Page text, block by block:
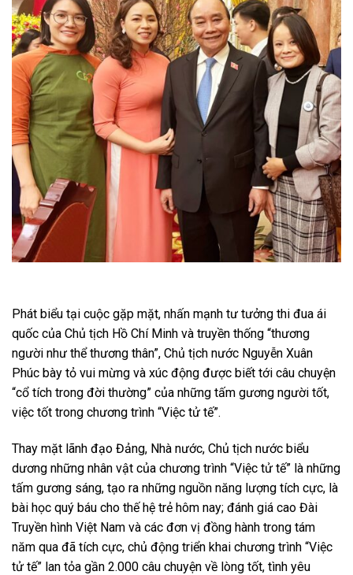
Phát biểu tại cuộc gặp mặt, nhấn mạnh tư tưởng thi đua ái
quốc của Chủ tịch Hồ Chí Minh và truyền thống “thương
người như thể thương thân”, Chủ tịch nước Nguyễn Xuân
Phúc bày tỏ vui mừng và xúc động được biết tới câu chuyện
“cổ tích trong đời thường” của những tấm gương người tốt,
việc tốt trong chương trình “Việc tử tế”.
Thay mặt lãnh đạo Đảng, Nhà nước, Chủ tịch nước biểu
dương những nhân vật của chương trình “Việc tử tế” là những
tấm gương sáng, tạo ra những nguồn năng lượng tích cực, là
bài học quý báu cho thế hệ trẻ hôm nay; đánh giá cao Đài
Truyền hình Việt Nam và các đơn vị đồng hành trong tám
năm qua đã tích cực, chủ động triển khai chương trình “Việc
tử tế” lan tỏa gần 2.000 câu chuyện về lòng tốt, tình yêu